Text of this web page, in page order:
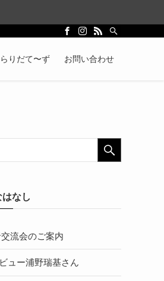
らりだて〜ず お問い合わせ
なし
流会のご案内
ュー浦野瑞基さん